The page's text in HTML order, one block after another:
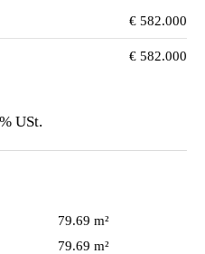
€ 582.000
€ 582.000
USt.
79.69 m²
79.69 m²